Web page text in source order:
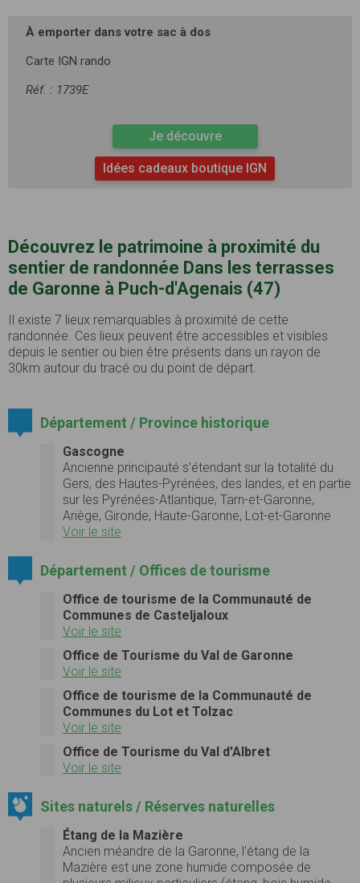
À emporter dans votre sac à dos
Carte IGN rando
Réf. : 1739E
Je découvre
Idées cadeaux boutique IGN
Découvrez le patrimoine à proximité du
sentier de randonnée Dans les terrasses
de Garonne à Puch-d'Agenais (47)
Il existe 7 lieux remarquables à proximité de cette
randonnée. Ces lieux peuvent être accessibles et visibles
depuis le sentier ou bien être présents dans un rayon de
30km autour du tracé ou du point de départ.
Département / Province historique
Gascogne
Ancienne principauté s'étendant sur la totalité du
Gers, des Hautes-Pyrénées, des landes, et en partie
sur les Pyrénées-Atlantique, Tarn-et-Garonne,
Ariège, Gironde, Haute-Garonne, Lot-et-Garonne
Voir le site
Département / Offices de tourisme
Office de tourisme de la Communauté de
Communes de Casteljaloux
Voir le site
Office de Tourisme du Val de Garonne
Voir le site
Office de tourisme de la Communauté de
Communes du Lot et Tolzac
Voir le site
Office de Tourisme du Val d'Albret
Voir le site
Sites naturels / Réserves naturelles
Étang de la Mazière
Ancien méandre de la Garonne, l'étang de la
Mazière est une zone humide composée de